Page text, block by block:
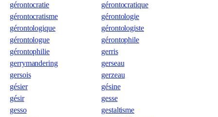
gérontocratie
gérontocratique
gérontocratisme
gérontologie
gérontologique
gérontologiste
gérontologue
gérontophile
gérontophilie
gerris
gerrymandering
gerseau
gersois
gerzeau
gésier
gésine
gésir
gesse
gesso
gestaltisme